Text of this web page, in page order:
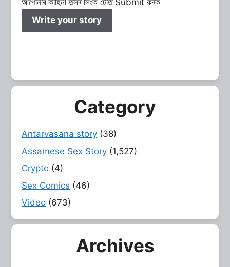
Write your story
Category
Antarvasana story (38)
Assamese Sex Story (1,527)
Crypto (4)
Sex Comics (46)
Video (673)
Archives